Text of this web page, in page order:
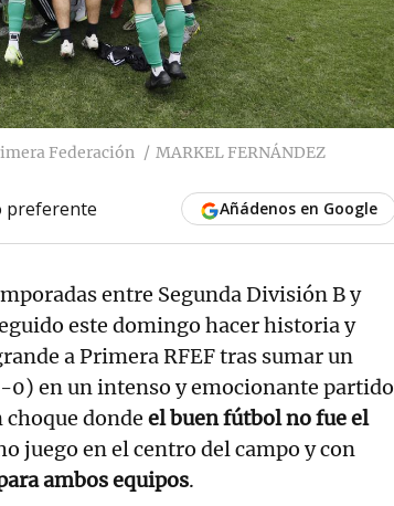
Federación MARKEL FERNÁNDEZ
preferente Añádenos en Google
entre Segunda División B y
este domingo hacer historia y
a Primera RFEF tras sumar un
0) en un intenso y emocionante partido
donde el buen fútbol no fue el
juego en el centro del campo y con
ambos equipos.